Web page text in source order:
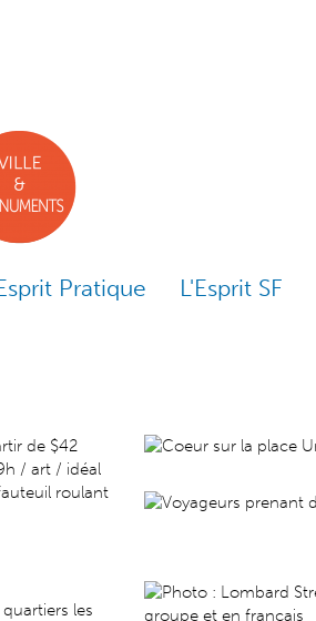
Pratique L'Esprit SF
de $42
/ art / idéal
roulant
les